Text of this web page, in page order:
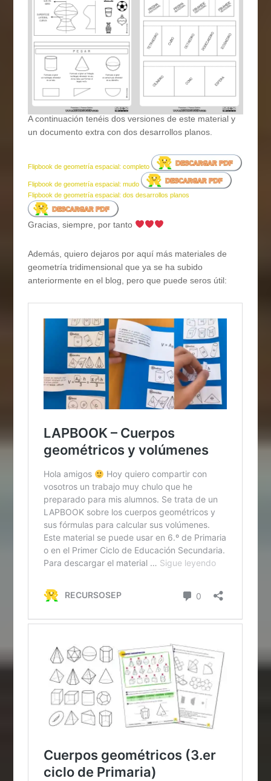
A continuación tenéis dos versiones de este material y
un documento extra con dos desarrollos planos.
Flipbook de geometría espacial: completo
Flipbook de geometría espacial: mudo
Flipbook de geometría espacial: dos desarrollos planos
Gracias, siempre, por tanto
Además, quiero dejaros por aquí más materiales de
geometría tridimensional que ya se ha subido
anteriormente en el blog, pero que puede seros útil: